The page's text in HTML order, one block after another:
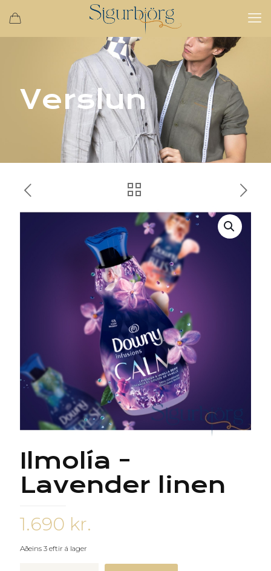
Verslun
Ilmolía -
Lavender linen
1.690 kr.
Aðeins 3 eftir á lager